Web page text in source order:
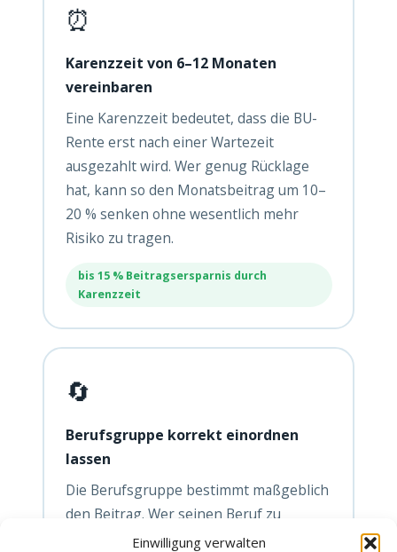
Einwilligung verwalten
⏰
Karenzzeit von 6–12 Monaten
vereinbaren
Eine Karenzzeit bedeutet, dass die BU-
Rente erst nach einer Wartezeit
ausgezahlt wird. Wer genug Rücklage
hat, kann so den Monatsbeitrag um 10–
20 % senken ohne wesentlich mehr
Risiko zu tragen.
bis 15 % Beitragsersparnis durch
Karenzzeit
🔄
Berufsgruppe korrekt einordnen
lassen
Die Berufsgruppe bestimmt maßgeblich
den Beitrag. Wer seinen Beruf zu
ungünstig einordnet, zahlt unnötig viel.